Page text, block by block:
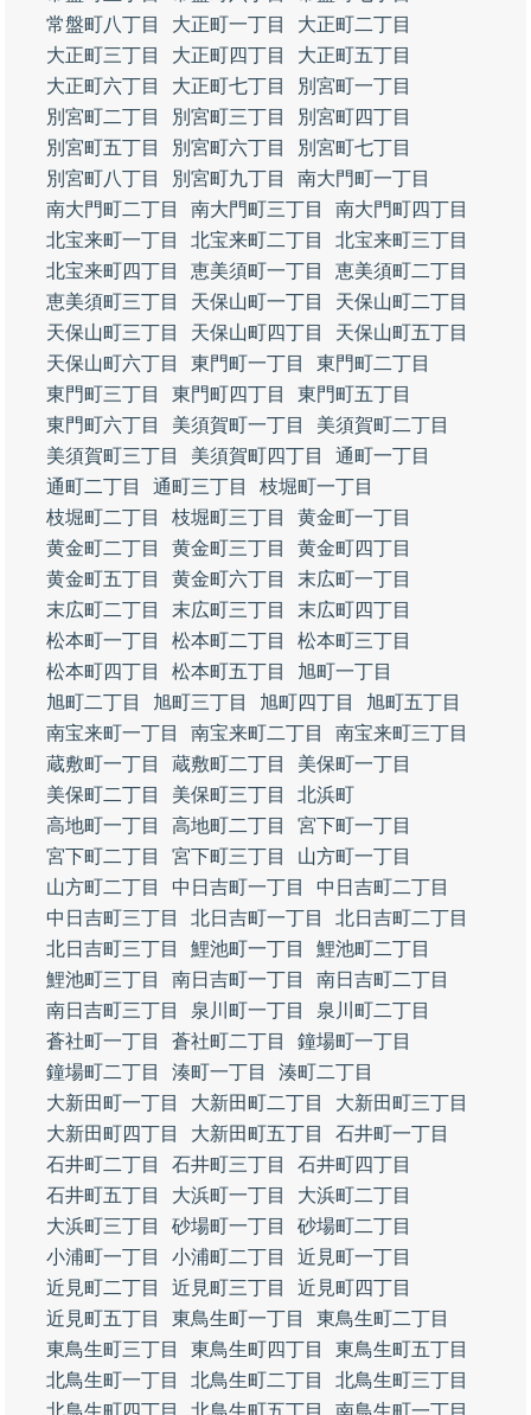
常盤町八丁目
大正町一丁目
大正町二丁目
大正町三丁目
大正町四丁目
大正町五丁目
大正町六丁目
大正町七丁目
別宮町一丁目
別宮町二丁目
別宮町三丁目
別宮町四丁目
別宮町五丁目
別宮町六丁目
別宮町七丁目
別宮町八丁目
別宮町九丁目
南大門町一丁目
南大門町二丁目
南大門町三丁目
南大門町四丁目
北宝来町一丁目
北宝来町二丁目
北宝来町三丁目
北宝来町四丁目
恵美須町一丁目
恵美須町二丁目
恵美須町三丁目
天保山町一丁目
天保山町二丁目
天保山町三丁目
天保山町四丁目
天保山町五丁目
天保山町六丁目
東門町一丁目
東門町二丁目
東門町三丁目
東門町四丁目
東門町五丁目
東門町六丁目
美須賀町一丁目
美須賀町二丁目
美須賀町三丁目
美須賀町四丁目
通町一丁目
通町二丁目
通町三丁目
枝堀町一丁目
枝堀町二丁目
枝堀町三丁目
黄金町一丁目
黄金町二丁目
黄金町三丁目
黄金町四丁目
黄金町五丁目
黄金町六丁目
末広町一丁目
末広町二丁目
末広町三丁目
末広町四丁目
松本町一丁目
松本町二丁目
松本町三丁目
松本町四丁目
松本町五丁目
旭町一丁目
旭町二丁目
旭町三丁目 旭町四丁目
旭町五丁目
南宝来町一丁目
南宝来町二丁目
南宝来町三丁目
蔵敷町一丁目
蔵敷町二丁目
美保町一丁目
美保町二丁目
美保町三丁目
北浜町
高地町一丁目
高地町二丁目
宮下町一丁目
宮下町二丁目
宮下町三丁目
山方町一丁目
山方町二丁目
中日吉町一丁目
中日吉町二丁目
中日吉町三丁目
北日吉町一丁目
北日吉町二丁目
北日吉町三丁目
鯉池町一丁目
鯉池町二丁目
鯉池町三丁目
南日吉町一丁目
南日吉町二丁目
南日吉町三丁目
泉川町一丁目
泉川町二丁目
蒼社町一丁目
蒼社町二丁目
鐘場町一丁目
鐘場町二丁目
湊町一丁目
湊町二丁目
大新田町一丁目
大新田町二丁目
大新田町三丁目
大新田町四丁目
大新田町五丁目
石井町一丁目
石井町二丁目
石井町三丁目
石井町四丁目
石井町五丁目
大浜町一丁目
大浜町二丁目
大浜町三丁目
砂場町一丁目
砂場町二丁目
小浦町一丁目
小浦町二丁目
近見町一丁目
近見町二丁目
近見町三丁目
近見町四丁目
近見町五丁目
東鳥生町一丁目
東鳥生町二丁目
東鳥生町三丁目
東鳥生町四丁目
東鳥生町五丁目
北鳥生町一丁目
北鳥生町二丁目
北鳥生町三丁目
北鳥生町四丁目
北鳥生町五丁目
南鳥生町一丁目